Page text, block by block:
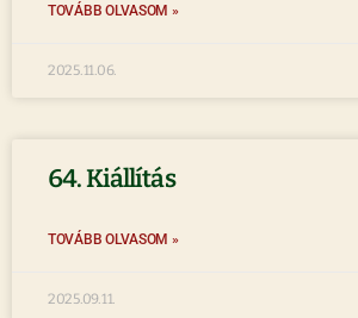
TOVÁBB OLVASOM »
2025.11.06.
64. Kiállítás
TOVÁBB OLVASOM »
2025.09.11.